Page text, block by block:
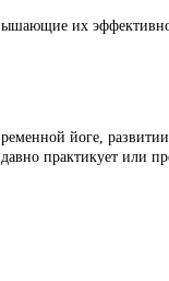
их
йоге,
практикует или